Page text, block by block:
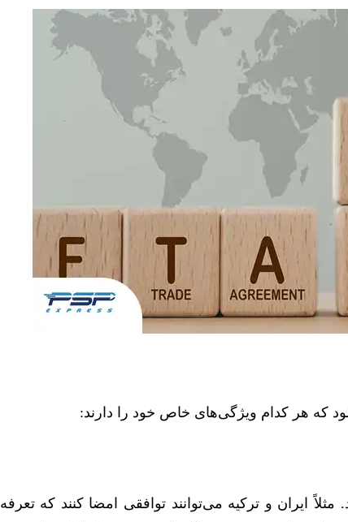
که هر کدام ویژگی‌های خاص خود را دارند:
ایران و ترکیه می‌توانند توافقی امضا کنند که تعرفه